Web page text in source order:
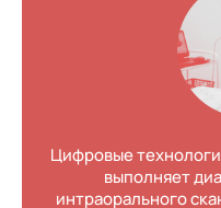
Цифровые
выполняет
интраорального